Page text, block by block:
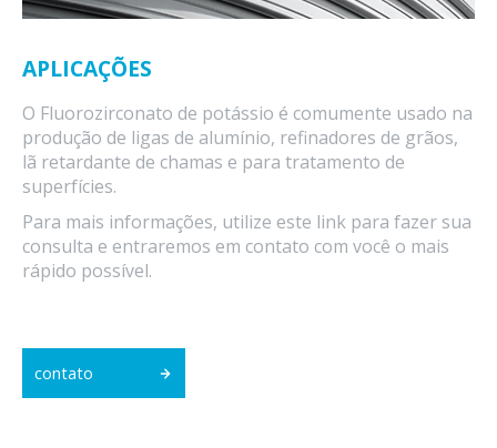
APLICAÇÕES
O Fluorozirconato de potássio é comumente usado na
produção de ligas de alumínio, refinadores de grãos,
lã retardante de chamas e para tratamento de
superfícies.
Para mais informações, utilize este link para fazer sua
consulta e entraremos em contato com você o mais
rápido possível.
contato